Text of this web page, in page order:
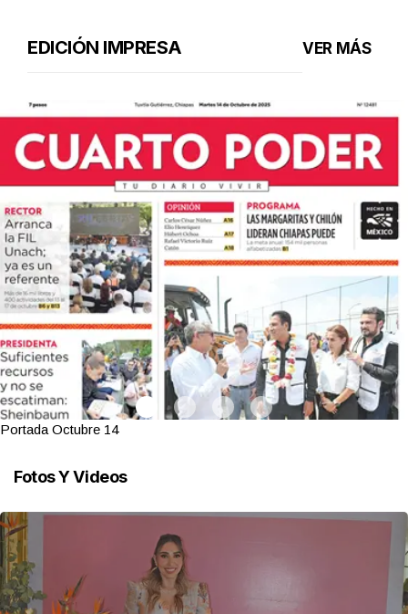
EDICIÓN IMPRESA VER MÁS
Portada Octubre 14
Fotos Y Videos